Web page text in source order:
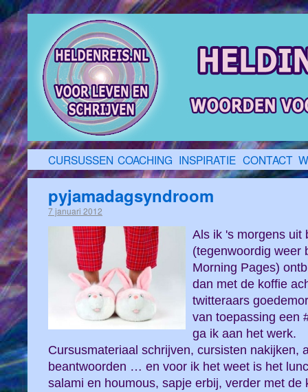
CURSUSSEN COACHING INSPIRATIE CONTACT
pyjamadagsyndroom
7 januari 2012
Als ik 's morgens uit
(tegenwoordig weer
Morning Pages)
dan met de koffie
twitteraars
van toepassing een
ga ik aan het werk.
Cursusmateriaal schrijven, cursisten nakijken,
beantwoorden … en voor ik het weet is het
salami en houmous, sapje erbij, verder met de